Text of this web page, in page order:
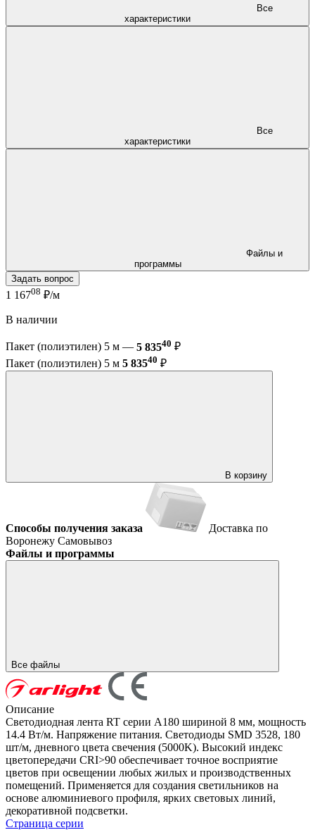
характеристики
характеристики
программы
Задать вопрос
1 16708 ₽/м
В наличии
Пакет (полиэтилен) 5 м — 5 83540 ₽
Пакет (полиэтилен) 5 м 5 83540 ₽
В корзину
Способы получения заказа
Доставка по
Воронежу Самовывоз
Файлы и программы
Все файлы
Описание
Светодиодная лента RT серии A180 шириной 8 мм, мощность
14.4 Вт/м. Напряжение питания. Светодиоды SMD 3528, 180
шт/м, дневного цвета свечения (5000K). Высокий индекс
цветопередачи CRI>90 обеспечивает точное восприятие
цветов при освещении любых жилых и производственных
помещений. Применяется для создания светильников на
основе алюминиевого профиля, ярких световых линий,
декоративной подсветки.
Страница серии